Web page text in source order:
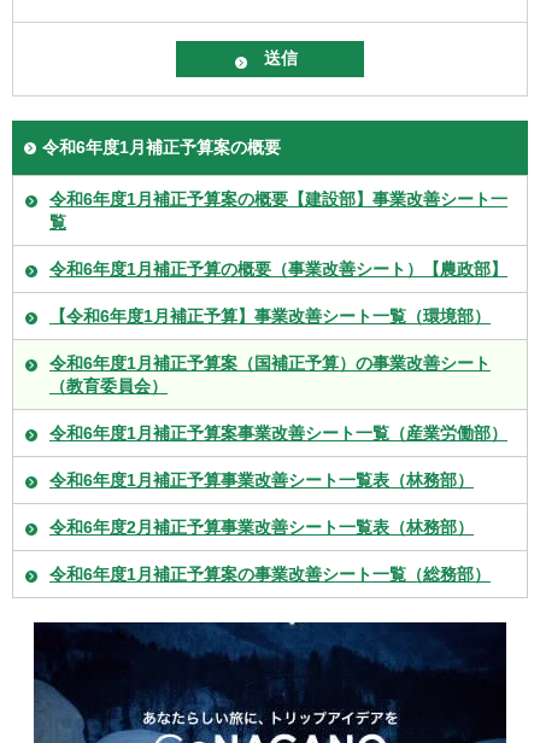
令和6年度1月補正予算案の概要
令和6年度1月補正予算案の概要【建設部】事業改善シート一
覧
令和6年度1月補正予算の概要（事業改善シート）【農政部】
【令和6年度1月補正予算】事業改善シート一覧（環境部）
令和6年度1月補正予算案（国補正予算）の事業改善シート
（教育委員会）
令和6年度1月補正予算案事業改善シート一覧（産業労働部）
令和6年度1月補正予算事業改善シート一覧表（林務部）
令和6年度2月補正予算事業改善シート一覧表（林務部）
令和6年度1月補正予算案の事業改善シート一覧（総務部）